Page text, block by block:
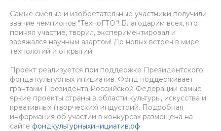
Самые смелые и изобретательные участники получили
звание чемпионов "ТехноГТО"! Благодарим всех, кто
принял участие, творил, экспериментировал и
заряжался научным азартом! До новых встреч в мире
технологий и открытий!
Проект реализуется при поддержке Президентского
фонда культурных инициатив. Фонд поддерживает
грантами Президента Российской Федерации самые
яркие проекты страны в области культуры, искусства и
креативных (творческих) индустрий. Подробная
информация об участии в конкурсах размещена на
сайте фондкультурныхинициатив.рф